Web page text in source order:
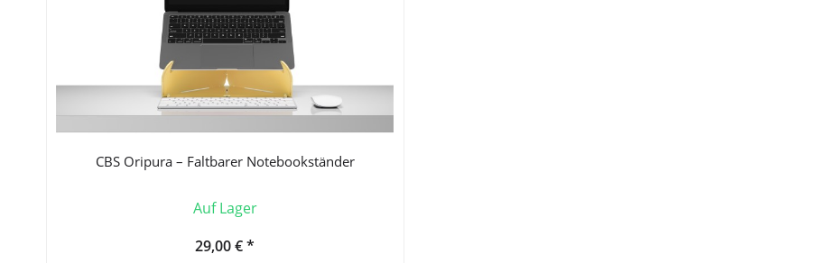
CBS Oripura – Faltbarer Notebookständer
Auf Lager
29,00 € *